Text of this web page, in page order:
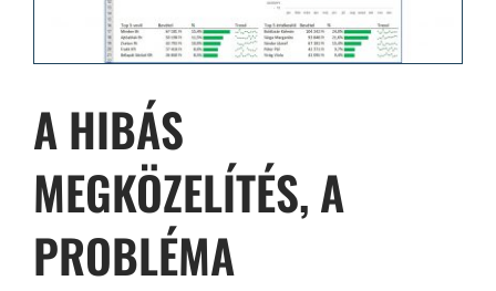
A HIBÁS
MEGKÖZELÍTÉS, A
PROBLÉMA